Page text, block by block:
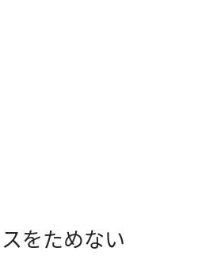
スをためない